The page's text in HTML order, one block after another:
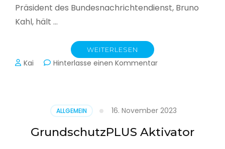
Präsident des Bundesnachrichtendienst, Bruno
Kahl, hält …
WEITERLESEN
Kai Hinterlasse einen Kommentarzu
Schlacht
im
Netz
ALLGEMEIN 16. November 2023
GrundschutzPLUS Aktivator